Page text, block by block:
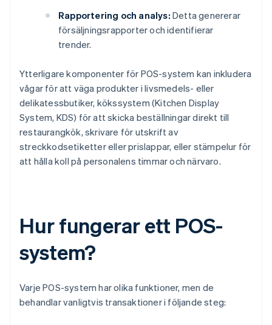
Rapportering och analys: Detta genererar
försäljningsrapporter och identifierar
trender.
Ytterligare komponenter för POS-system kan inkludera
vågar för att väga produkter i livsmedels- eller
delikatessbutiker, kökssystem (Kitchen Display
System, KDS) för att skicka beställningar direkt till
restaurangkök, skrivare för utskrift av
streckkodsetiketter eller prislappar, eller stämpelur för
att hålla koll på personalens timmar och närvaro.
Hur fungerar ett POS-
system?
Varje POS-system har olika funktioner, men de
behandlar vanligtvis transaktioner i följande steg: